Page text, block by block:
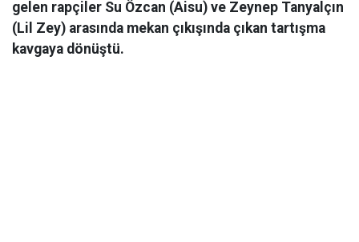
gelen rapçiler Su Özcan (Aisu) ve Zeynep Tanyalçın
(Lil Zey) arasında mekan çıkışında çıkan tartışma
kavgaya dönüştü.